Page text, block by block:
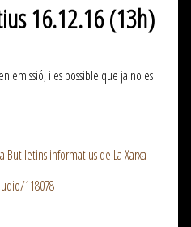
16.12.16 (13h)
emissió, i es possible que ja no es
informatius de La Xarxa
118078